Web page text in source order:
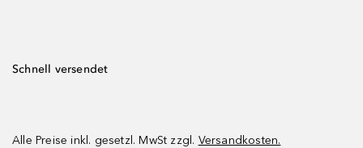
Schnell versendet
Alle Preise inkl. gesetzl. MwSt zzgl. Versandkosten.